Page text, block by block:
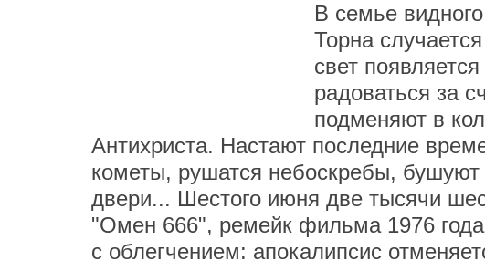
В семье
Торна
свет
радоваться за
подменяют в
Антихриста. Настают последние
кометы, рушатся небоскребы,
двери... Шестого июня две тысячи
"Омен 666", ремейк фильма 1976
с облегчением: апокалипсис